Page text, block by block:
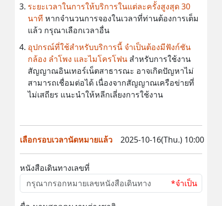
ระยะเวลาในการให้บริการในแต่ละครั้งสูงสุด 30
นาที หากจำนวนการจองในเวลาที่ท่านต้องการเต็ม
แล้ว กรุณาเลือกเวลาอื่น
อุปกรณ์ที่ใช้สำหรับบริการนี้ จำเป็นต้องมีฟังก์ชัน
กล้อง ลำโพง และไมโครโฟน สำหรับการใช้งาน
สัญญาณอินเทอร์เน็ตสาธารณะ อาจเกิดปัญหาไม่
สามารถเชื่อมต่อได้ เนื่องจากสัญญาณเครือข่ายที่
ไม่เสถียร แนะนำให้หลีกเลี่ยงการใช้งาน
เลือกรอบเวลานัดหมายแล้ว 2025-10-16(Thu.) 10:00
หนังสือเดินทางเลขที่
*จำเป็น